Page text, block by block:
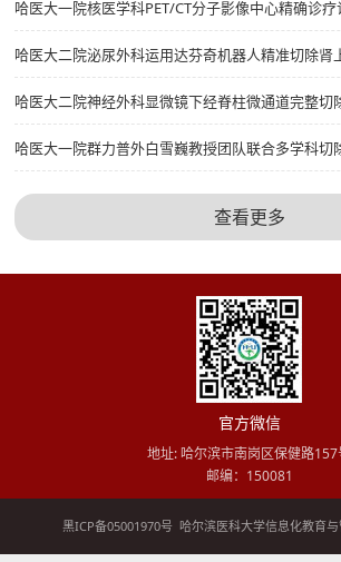
哈医大二院泌尿外科运用达芬奇机器人精准切除肾
查看更多
官方微信
地址: 哈尔滨市南岗区保健路157
邮编：150081
黑ICP备05001970号哈尔滨医科大学信息化教育与